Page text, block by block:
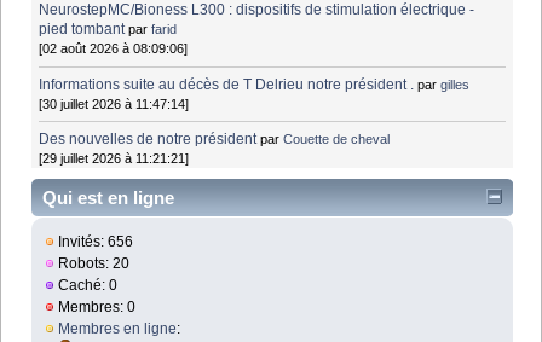
NeurostepMC/Bioness L300 : dispositifs de stimulation électrique -
pied tombant parfarid
[02 août 2026 à 08:09:06]
Informations suite au décès de T Delrieu notre président . pargilles
[30 juillet 2026 à 11:47:14]
Des nouvelles de notre président parCouette de cheval
[29 juillet 2026 à 11:21:21]
Qui est en ligne
Invités: 656
Robots: 20
Caché: 0
Membres: 0
Membres en ligne: